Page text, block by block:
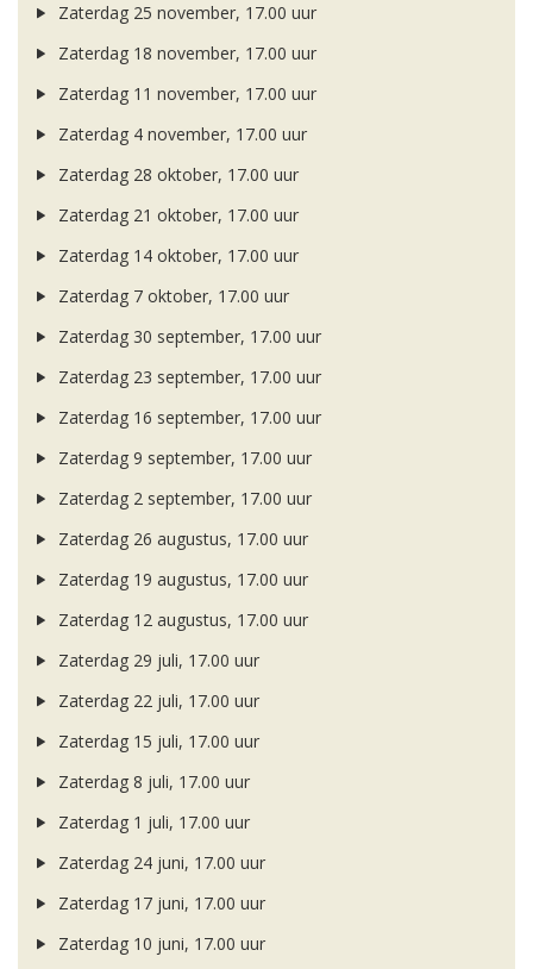
Zaterdag 25 november, 17.00 uur
Zaterdag 18 november, 17.00 uur
Zaterdag 11 november, 17.00 uur
Zaterdag 4 november, 17.00 uur
Zaterdag 28 oktober, 17.00 uur
Zaterdag 21 oktober, 17.00 uur
Zaterdag 14 oktober, 17.00 uur
Zaterdag 7 oktober, 17.00 uur
Zaterdag 30 september, 17.00 uur
Zaterdag 23 september, 17.00 uur
Zaterdag 16 september, 17.00 uur
Zaterdag 9 september, 17.00 uur
Zaterdag 2 september, 17.00 uur
Zaterdag 26 augustus, 17.00 uur
Zaterdag 19 augustus, 17.00 uur
Zaterdag 12 augustus, 17.00 uur
Zaterdag 29 juli, 17.00 uur
Zaterdag 22 juli, 17.00 uur
Zaterdag 15 juli, 17.00 uur
Zaterdag 8 juli, 17.00 uur
Zaterdag 1 juli, 17.00 uur
Zaterdag 24 juni, 17.00 uur
Zaterdag 17 juni, 17.00 uur
Zaterdag 10 juni, 17.00 uur